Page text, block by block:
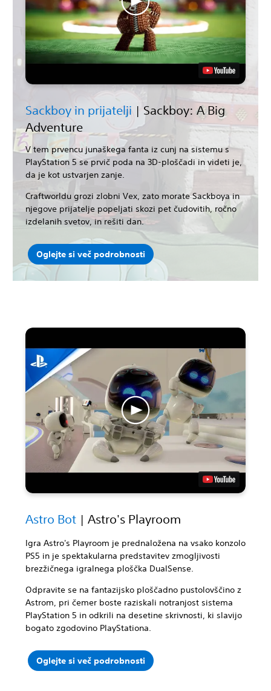
Sackboy in prijatelji | Sackboy: A Big
Adventure
V tem prvencu junaškega fanta iz cunj na sistemu s
PlayStation 5 se prvič poda na 3D-ploščadi in videti je,
da je kot ustvarjen zanje.
Craftworldu grozi zlobni Vex, zato morate Sackboya in
njegove prijatelje popeljati skozi pet čudovitih, ročno
izdelanih svetov, in rešiti dan.
Oglejte si več podrobnosti
Astro Bot | Astro's Playroom
Igra Astro's Playroom je prednaložena na vsako konzolo
PS5 in je spektakularna predstavitev zmogljivosti
brezžičnega igralnega ploščka DualSense.
Odpravite se na fantazijsko ploščadno pustolovščino z
Astrom, pri čemer boste raziskali notranjost sistema
PlayStation 5 in odkrili na desetine skrivnosti, ki slavijo
bogato zgodovino PlayStationa.
Oglejte si več podrobnosti